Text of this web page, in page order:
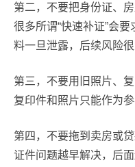
第二，不要把身份证、
很多所谓“快速补证”会
料一旦泄露，后续风险很
第三，不要用旧照片、
复印件和照片只能作为
第四，不要拖到卖房或贷
证件问题越早解决，后面